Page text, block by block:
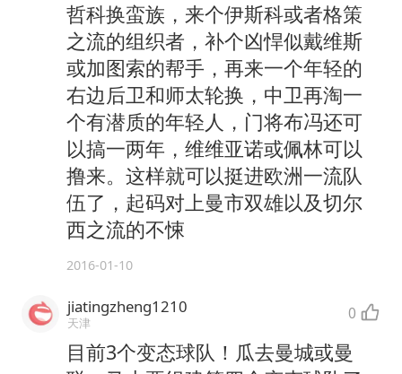
哲科换蛮族，来个伊斯科或者格策
之流的组织者，补个凶悍似戴维斯
或加图索的帮手，再来一个年轻的
右边后卫和师太轮换，中卫再淘一
个有潜质的年轻人，门将布冯还可
以搞一两年，维维亚诺或佩林可以
撸来。这样就可以挺进欧洲一流队
伍了，起码对上曼市双雄以及切尔
西之流的不悚
2016-01-10
jiatingzheng1210
天津 0
目前3个变态球队！瓜去曼城或曼